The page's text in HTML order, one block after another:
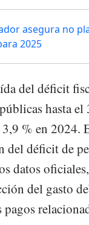
asegura no
2025
del déficit
hasta
% en 2024.
del déficit de
datos
del gasto